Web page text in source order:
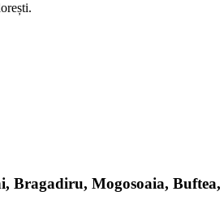
Mogosoaia,